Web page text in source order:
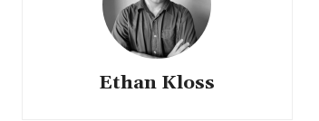
Ethan Kloss